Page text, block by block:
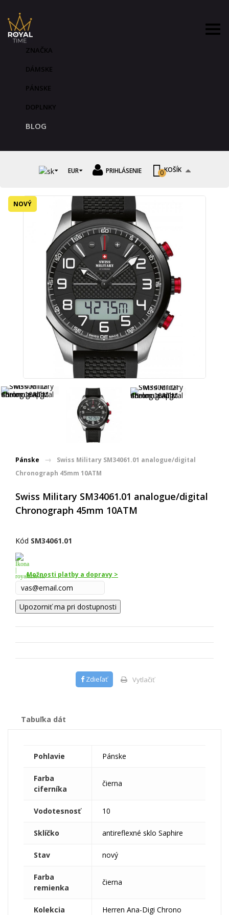
ZNAČKA
DÁMSKE
PÁNSKE
DOPLNKY
BLOG
EUR PRIHLÁSENIE KOŠÍK
0
NOVÝ
Pánske
Swiss Military SM34061.01 analogue/digital
Chronograph 45mm 10ATM
Swiss Military SM34061.01 analogue/digital
Chronograph 45mm 10ATM
Kód SM34061.01
Možnosti platby a dopravy >
Upozorniť ma pri dostupnosti
Zdieľať Vytlačiť
Tabuľka dát
Pohlavie Pánske
Farba
ciferníka
čierna
Vodotesnosť 10
Sklíčko antireflexné sklo Saphire
Stav nový
Farba
remienka
čierna
Kolekcia Herren Ana-Digi Chrono